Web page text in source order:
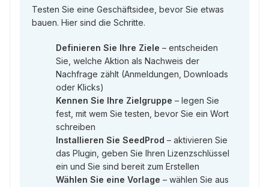
Testen Sie eine Geschäftsidee, bevor Sie etwas
bauen. Hier sind die Schritte.
Definieren Sie Ihre Ziele – entscheiden
Sie, welche Aktion als Nachweis der
Nachfrage zählt (Anmeldungen, Downloads
oder Klicks)
Kennen Sie Ihre Zielgruppe – legen Sie
fest, mit wem Sie testen, bevor Sie ein Wort
schreiben
Installieren Sie SeedProd – aktivieren Sie
das Plugin, geben Sie Ihren Lizenzschlüssel
ein und Sie sind bereit zum Erstellen
Wählen Sie eine Vorlage – wählen Sie aus